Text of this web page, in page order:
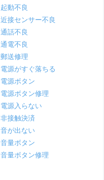
起動不良
近接センサー不良
通話不良
通電不良
郵送修理
電源がすぐ落ちる
電源ボタン
電源ボタン修理
電源入らない
非接触決済
音が出ない
音量ボタン
音量ボタン修理